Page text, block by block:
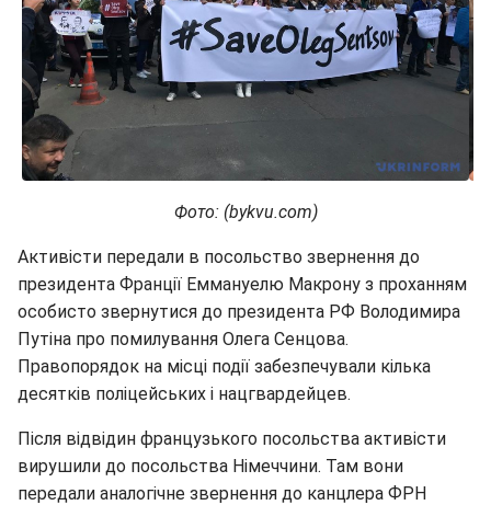
Фото: (bykvu.com)
Активісти передали в посольство звернення до
президента Франції Еммануелю Макрону з проханням
особисто звернутися до президента РФ Володимира
Путіна про помилування Олега Сенцова.
Правопорядок на місці події забезпечували кілька
десятків поліцейських і нацгвардейцев.
Після відвідин французького посольства активісти
вирушили до посольства Німеччини. Там вони
передали аналогічне звернення до канцлера ФРН